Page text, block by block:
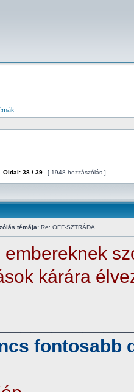
Oldal: 38 / 39 [ 1948 hozzászólás ]
témája: Re: OFF-SZTRÁDA
embereknek
kárára
fontosabb